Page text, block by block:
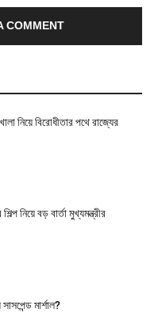
COMMENT
নিয়ে বিরোধীতার পথে রাজ্যের
নিয়ে বড় বার্তা মুখ্যমন্ত্রীর
মার্শাল?